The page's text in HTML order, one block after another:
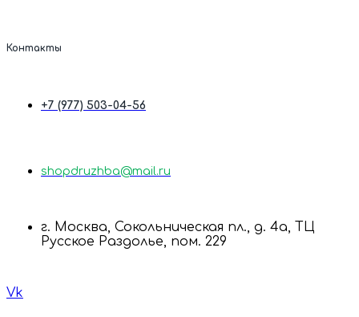
Контакты
+7 (977) 503-04-56
shopdruzhba@mail.ru
г. Москва, Сокольническая пл., д. 4а, ТЦ
Русское Раздолье, пом. 229
Vk